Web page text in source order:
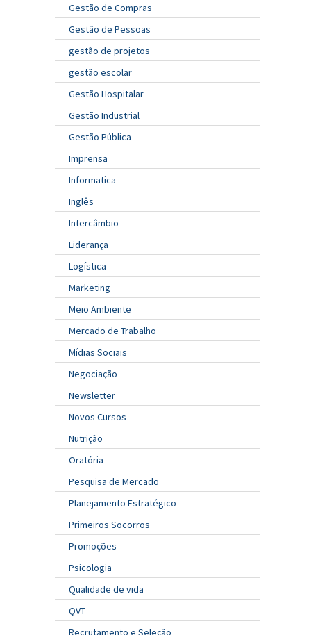
Gestão de Compras
Gestão de Pessoas
gestão de projetos
gestão escolar
Gestão Hospitalar
Gestão Industrial
Gestão Pública
Imprensa
Informatica
Inglês
Intercâmbio
Liderança
Logística
Marketing
Meio Ambiente
Mercado de Trabalho
Mídias Sociais
Negociação
Newsletter
Novos Cursos
Nutrição
Oratória
Pesquisa de Mercado
Planejamento Estratégico
Primeiros Socorros
Promoções
Psicologia
Qualidade de vida
QVT
Recrutamento e Seleção